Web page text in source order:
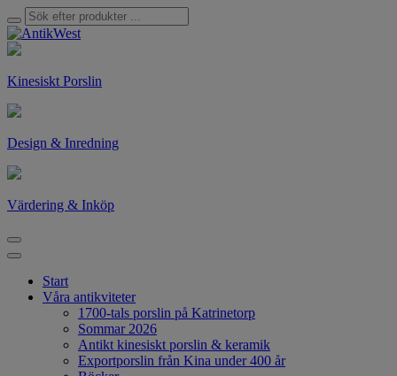
Kinesiskt Porslin
Design & Inredning
Värdering & Inköp
Start
Våra antikviteter
1700-tals porslin på Katrinetorp
Sommar 2026
Antikt kinesiskt porslin & keramik
Exportporslin från Kina under 400 år